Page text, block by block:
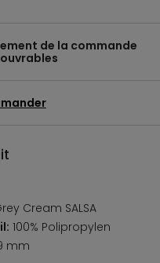
de la commande
Cream SALSA
100% Polipropylen
mm